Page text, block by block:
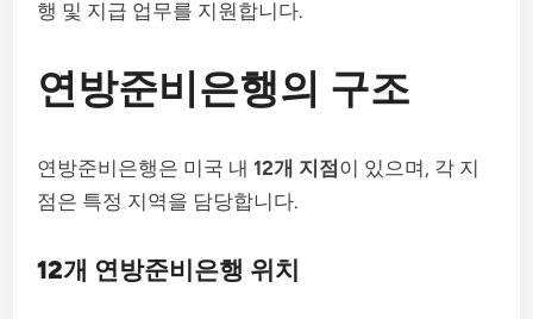
행 및 지급 업무를 지원합니다.
연방준비은행의 구조
연방준비은행은 미국 내12개 지점이 있으며, 각 지
점은 특정 지역을 담당합니다.
12개 연방준비은행 위치